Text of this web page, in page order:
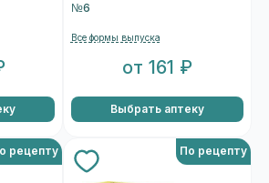
№6
Все формы выпуска
от 161 ₽
Выбрать аптеку
рецепту По рецепту